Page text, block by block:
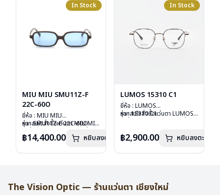
In Stock
MIU MIU SMU11Z-F
22C-60O
ยี่ห้อ : MIU MIU
รุ่น : SMU11Z-F 22C-60O
เลนส์ : กันแดดสีฟ้า
น้ำหนัก : 24 กรัม
หากสนใจสั่งชื้อแว่นตา MIU MIU
ลงไว้กรุณาติดต่อเรา
คลิก
฿14,400.00 หยิบลงตะกร้า
In Stock
LUMOS 15310 C1
ยี่ห้อ : LUMOS
รุ่น : 15310 C1
บานพับ : ไม่มีสปริง
อุปกรณ์ : กล่องแว่น , ผ้าเช็ดแว่น
หากสนใจสั่งชื้อแว่นตา LUMOS
฿2,900.00 หยิบลงตะกร้า
The Vision Optic — ร้านแว่นตา เชียงใหม่